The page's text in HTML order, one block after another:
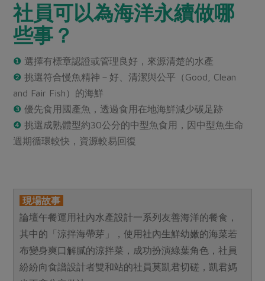
社員可以為海洋永續做哪
些事？
❶ 選擇有標章認證或管理良好，來源清楚的水產
❷挑選符合慢魚精神－好、清潔與公平（Good, Clean
and Fair Fish）的海鮮
❸優先食用國產魚，透過食用在地海鮮減少碳足跡
❹ 挑選成熟體型約30公分的中型魚食用，因中型魚生命
週期循環較快，資源較易回復
現場故事
論壇午餐運用社內水產設計一系列友善海洋的餐食，
其中的「涼拌海帶芽」，使用社內生鮮幼嫩的海菜若
布變身爽口解膩的涼拌菜，成功扮演綠葉角色，社員
紛紛向食譜設計者雙和站的社員莫凱君切磋，凱君媽